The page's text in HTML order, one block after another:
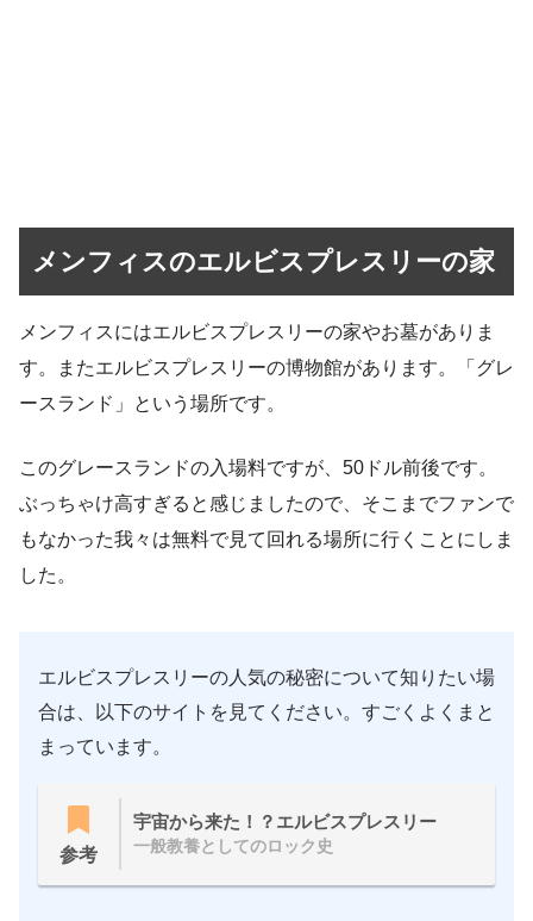
メンフィスのエルビスプレスリーの家
メンフィスにはエルビスプレスリーの家やお墓がありま
す。またエルビスプレスリーの博物館があります。「グレ
ースランド」という場所です。
このグレースランドの入場料ですが、50ドル前後です。
ぶっちゃけ高すぎると感じましたので、そこまでファンで
もなかった我々は無料で見て回れる場所に行くことにしま
した。
エルビスプレスリーの人気の秘密について知りたい場
合は、以下のサイトを見てください。すごくよくまと
まっています。
参考
宇宙から来た！？エルビスプレスリー
一般教養としてのロック史